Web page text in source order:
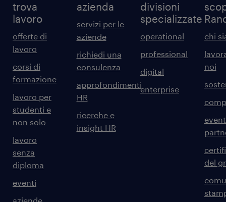
trova
lavoro
offerte di
lavoro
corsi di
formazione
lavoro per
studenti e
non solo
lavoro
senza
diploma
eventi
azienda
servizi per le
aziende
richiedi una
consulenza
approfondimenti
HR
ricerche e
insight HR
divisioni
specializzate
operational
professional
digital
enterprise
chi
noi
del